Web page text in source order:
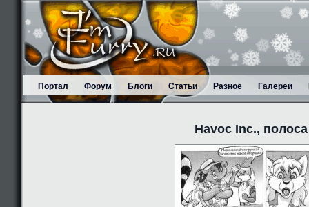
Портал Форум Блоги Статьи Разное Галереи
Havoc Inc.,